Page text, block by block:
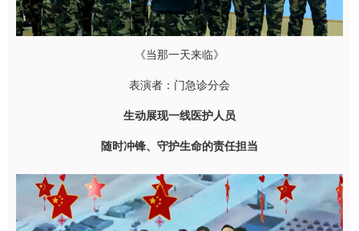
《当那一天来临》
表演者：门急诊分会
生动展现一线医护人员
随时冲锋、守护生命的责任担当